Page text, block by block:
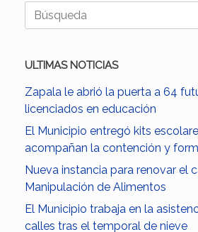
Buscar:
ULTIMAS NOTICIAS
Zapala le abrió la puerta a 64
licenciados en educación
El Municipio entregó kits
acompañan la contención y
Nueva instancia para renovar el
Manipulación de Alimentos
El Municipio trabaja en la
calles tras el temporal de nieve